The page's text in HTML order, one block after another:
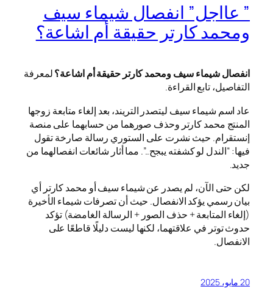
” عااجل” انفصال شيماء سيف
ومحمد كارتر حقيقة أم اشاعة؟
انفصال شيماء سيف ومحمد كارتر حقيقة أم اشاعة؟لمعرفة
التفاصيل، تابع القراءة.
عاد اسم شيماء سيف ليتصدر التريند، بعد إلغاء متابعة زوجها
المنتج محمد كارتر وحذف صورهما من حسابهما على منصة
إنستقرام. حيث نشرت على الستوري رسالة صارخة تقول
فيها: “الندل لو كشفته يبجح..”. مما أثار شائعات انفصالهما من
جديد.
لكن حتى الآن، لم يصدر عن شيماء سيف أو محمد كارتر أي
بيان رسمي يؤكد الانفصال. حيث أن تصرفات شيماء الأخيرة
(إلغاء المتابعة + حذف الصور + الرسالة الغامضة) تؤكد
حدوث توتر في علاقتهما، لكنها ليست دليلًا قاطعًا على
الانفصال.
20 مايو، 2025